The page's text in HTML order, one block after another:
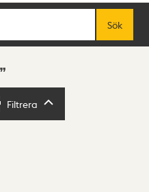
Sök
Filtrera